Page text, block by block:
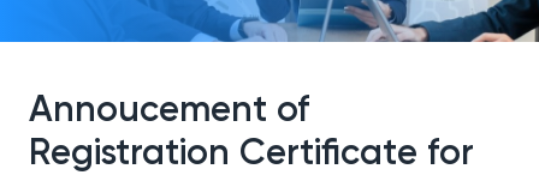
Annoucement of
Registration Certificate for